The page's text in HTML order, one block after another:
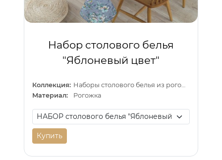
Набор столового белья
"Яблоневый цвет"
Коллекция:
Материал:
Рогожка
Купить